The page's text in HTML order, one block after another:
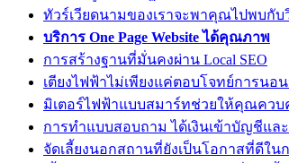
ทัวร์เวียดนามของเราจะพาคุณไปพบกับ
บริการ One Page Website ได้คุณภาพ
การสร้างฐานที่มั่นคงผ่าน Local SEO
เตียงไฟฟ้าไม่เพียงแค่ตอบโจทย์การน
มิเตอร์ไฟฟ้าแบบสมาร์ทช่วยให้คุณควบ
การทำแบบสอบถาม ได้เงินเข้าบัญชีแล
จัดเลี้ยงนอกสถานที่ยังเป็นโอกาสที่ดีใน